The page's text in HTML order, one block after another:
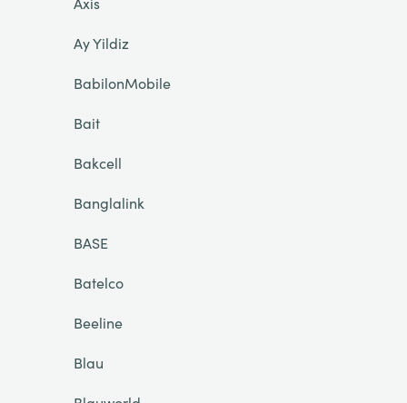
Ay Yildiz
BabilonMobile
Bait
Bakcell
Banglalink
BASE
Batelco
Beeline
Blau